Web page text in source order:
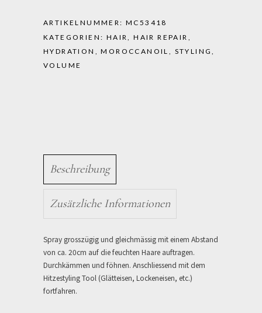
ARTIKELNUMMER: MC53418
KATEGORIEN: HAIR,HAIR REPAIR ,
HYDRATION ,MOROCCANOIL , STYLING,
VOLUME
Beschreibung
Zusätzliche Informationen
Spray grosszügig und gleichmässig mit einem Abstand
von ca. 20cm auf die feuchten Haare auftragen.
Durchkämmen und föhnen. Anschliessend mit dem
Hitzestyling Tool (Glätteisen, Lockeneisen, etc.)
fortfahren.